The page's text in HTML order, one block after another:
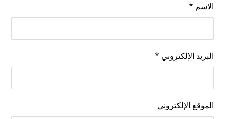
الاسم *
البريد الإلكتروني *
الموقع الإلكتروني